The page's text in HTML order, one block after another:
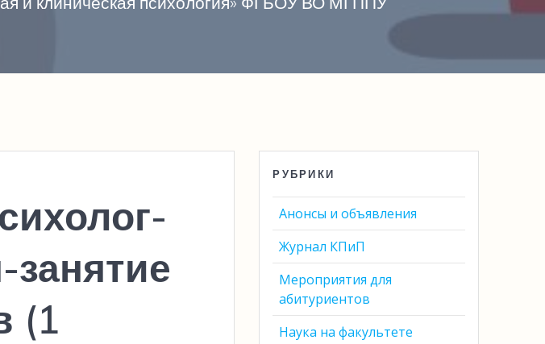
занятие
(1
РУБРИКИ
Анонсы и объявления
Журнал КПиП
Мероприятия для
абитуриентов
Наука на факультете